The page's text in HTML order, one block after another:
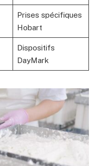
Prises spécifiques
Hobart
Dispositifs
DayMark